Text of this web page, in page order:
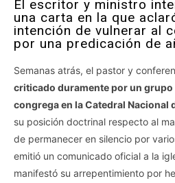
El escritor y ministro
una carta en la que
intención de vulnerar al
por una predicación de
Semanas atrás, el pastor y
criticado duramente por un grupo
congrega en la Catedral Nacional
su posición doctrinal respecto al
de permanecer en silencio por
emitió un comunicado oficial a la
manifestó su arrepentimiento por